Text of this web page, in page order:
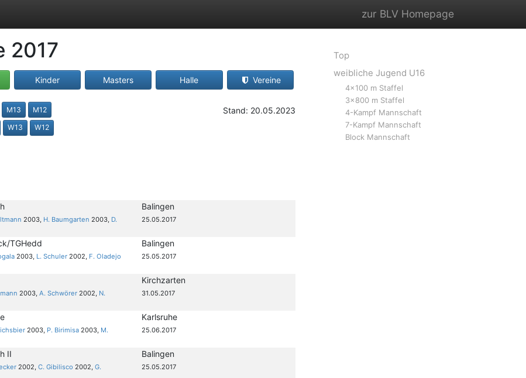
zur BLV Homepage
2017
Kinder Masters Halle Vereine
Stand: 20.05.2023
M13 M12
W13 W12
2003, H. Baumgarten 2003, D.
Balingen
25.05.2017
TGHedd
2003, L. Schuler 2002, F. Oladejo
Balingen
25.05.2017
2003,A. Schwörer 2002, N.
Kirchzarten
31.05.2017
2003, P. Birimisa 2003, M.
Karlsruhe
25.06.2017
II
2002,C. Gibilisco 2002,G.
Balingen
25.05.2017
Top
weibliche Jugend U16
4x100 m Staffel
3x800 m Staffel
4-Kampf Mannschaft
7-Kampf Mannschaft
Block Mannschaft